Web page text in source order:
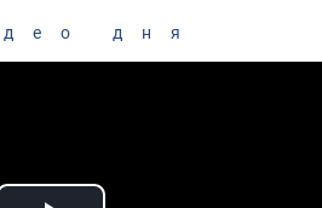
дня